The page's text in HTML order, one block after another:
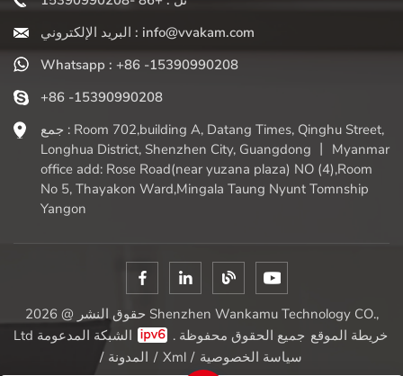
البريد الإلكتروني : info@vvakam.com
Whatsapp : +86 -15390990208
+86 -15390990208
جمع : Room 702,building A, Datang Times, Qinghu Street,
Longhua District, Shenzhen City, Guangdong 丨 Myanmar
office add: Rose Road(near yuzana plaza) NO (4),Room
No 5, Thayakon Ward,Mingala Taung Nyunt Tomnship
Yangon
حقوق النشر @ 2026 Shenzhen Wankamu Technology CO.,
Ltd جميع الحقوق محفوظة . خريطة الموقع
/ المدونة / Xml / سياسة الخصوصية